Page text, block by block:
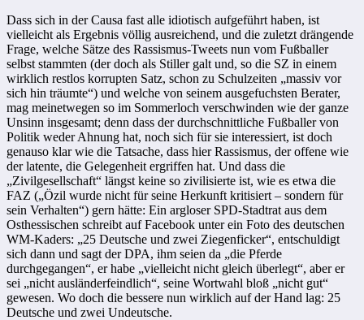
Dass sich in der Causa fast alle idiotisch aufgeführt haben, ist
vielleicht als Ergebnis völlig ausreichend, und die zuletzt drängende
Frage, welche Sätze des Rassismus-Tweets nun vom Fußballer
selbst stammten (der doch als Stiller galt und, so die SZ in einem
wirklich restlos korrupten Satz, schon zu Schulzeiten „massiv vor
sich hin träumte“) und welche von seinem ausgefuchsten Berater,
mag meinetwegen so im Sommerloch verschwinden wie der ganze
Unsinn insgesamt; denn dass der durchschnittliche Fußballer von
Politik weder Ahnung hat, noch sich für sie interessiert, ist doch
genauso klar wie die Tatsache, dass hier Rassismus, der offene wie
der latente, die Gelegenheit ergriffen hat. Und dass die
„Zivilgesellschaft“ längst keine so zivilisierte ist, wie es etwa die
FAZ („Özil wurde nicht für seine Herkunft kritisiert – sondern für
sein Verhalten“) gern hätte: Ein argloser SPD-Stadtrat aus dem
Osthessischen schreibt auf Facebook unter ein Foto des deutschen
WM-Kaders: „25 Deutsche und zwei Ziegenficker“, entschuldigt
sich dann und sagt der DPA, ihm seien da „die Pferde
durchgegangen“, er habe „vielleicht nicht gleich überlegt“, aber er
sei „nicht ausländerfeindlich“, seine Wortwahl bloß „nicht gut“
gewesen. Wo doch die bessere nun wirklich auf der Hand lag: 25
Deutsche und zwei Undeutsche.